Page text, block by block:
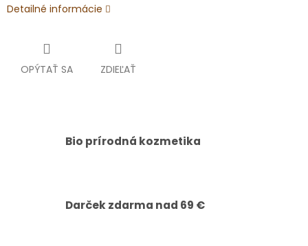
Detailné informácie
OPÝTAŤ SA ZDIEĽAŤ
Bio prírodná kozmetika
Darček zdarma nad 69 €